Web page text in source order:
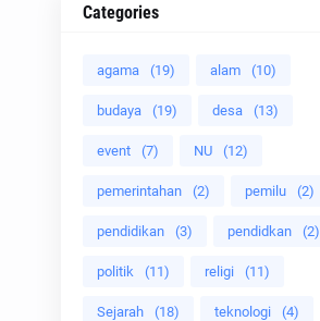
Categories
agama (19) alam (10)
budaya (19) desa (13)
event (7) NU (12)
pemerintahan (2) pemilu (2)
pendidikan (3) pendidkan (2)
politik (11) religi (11)
Sejarah (18) teknologi (4)